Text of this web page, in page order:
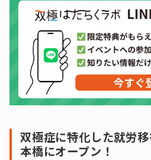
双極症に特化した就労
本橋にオープン！